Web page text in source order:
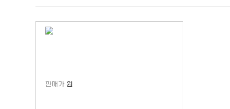
판매가 원